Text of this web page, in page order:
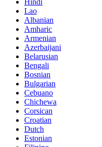
Lao
Albanian
Amharic
Armenian
Azerbaijani
Belarusian
Bengali
Bosnian
Bulgarian
Cebuano
Chichewa
Corsican
Croatian
Dutch
Estonian